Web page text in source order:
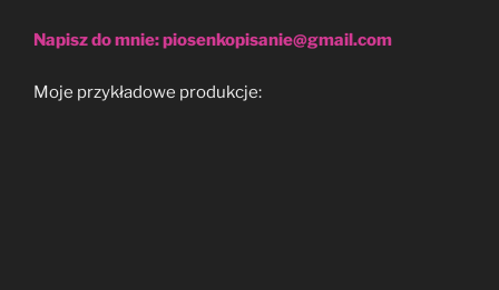
Napisz do mnie: piosenkopisanie@gmail.com
Moje przykładowe produkcje: